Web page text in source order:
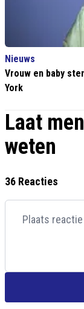
Nieuws
Vrouw en baby
York
Laat
weten
36 Reacties